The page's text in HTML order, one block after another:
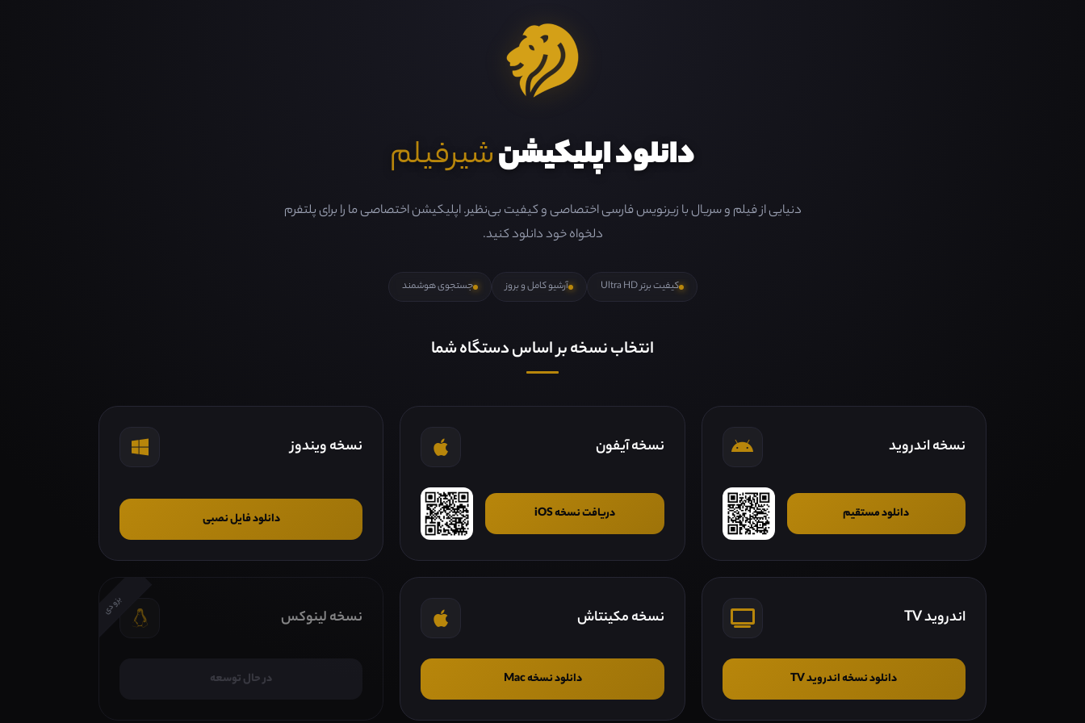
دانلود اپلیکیشنشیرفیلم
دنیایی از فیلم و سریال با زیرنویس فارسی اختصاصی و کیفیت بی‌نظیر. اپلیکیشن اختصاصی ما را برای پلتفرم
دلخواه خود دانلود کنید.
کیفیت برتر Ultra HD آرشیو کامل و بروز جستجوی هوشمند
انتخاب نسخه بر اساس دستگاه شما
نسخه اندروید
دانلود مستقیم
نسخه آیفون
دریافت نسخه iOS
نسخه ویندوز
دانلود فایل نصبی
اندروید TV
دانلود نسخه اندروید TV
نسخه مکینتاش
دانلود نسخه Mac
بزودی
نسخه لینوکس
در حال توسعه